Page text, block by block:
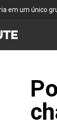
em um único